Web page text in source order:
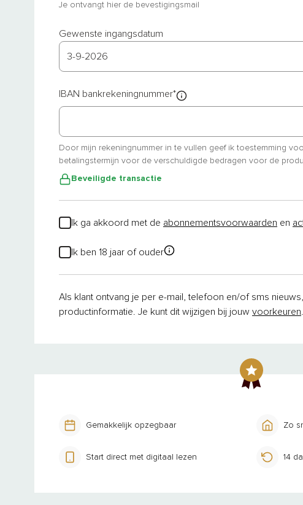
Je ontvangt hier de bevestigingsmail
Gewenste ingangsdatum
3-9-2026
IBAN bankrekeningnummer*
Door mijn rekeningnummer in te vullen geef ik toestemming
betalingstermijn voor de verschuldigde bedragen voor de
Beveiligde transactie
Ik ga akkoord met de abonnementsvoorwaarden en
Ik ben 18 jaar of ouder
Als klant ontvang je per e-mail, telefoon en/of sms
productinformatie. Je kunt dit wijzigen bij jouw voorkeuren
Gemakkelijk opzegbaar Zo
Start direct met digitaal lezen 14